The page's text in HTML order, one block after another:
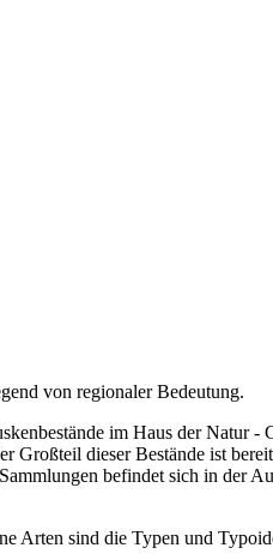
von regionaler Bedeutung.
im Haus der Natur
dieser Bestände ist
befindet sich in der
Arten sind die Typen und